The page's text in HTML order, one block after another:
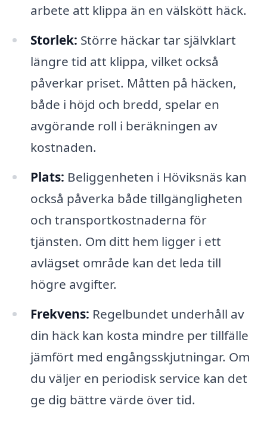
arbete att klippa än en välskött häck.
Storlek: Större häckar tar självklart
längre tid att klippa, vilket också
påverkar priset. Måtten på häcken,
både i höjd och bredd, spelar en
avgörande roll i beräkningen av
kostnaden.
Plats: Beliggenheten i Höviksnäs kan
också påverka både tillgängligheten
och transportkostnaderna för
tjänsten. Om ditt hem ligger i ett
avlägset område kan det leda till
högre avgifter.
Frekvens: Regelbundet underhåll av
din häck kan kosta mindre per tillfälle
jämfört med engångsskjutningar. Om
du väljer en periodisk service kan det
ge dig bättre värde över tid.